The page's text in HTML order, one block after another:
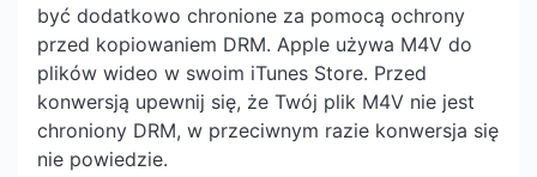
być dodatkowo chronione za pomocą ochrony
przed kopiowaniem DRM. Apple używa M4V do
plików wideo w swoim iTunes Store. Przed
konwersją upewnij się, że Twój plik M4V nie jest
chroniony DRM, w przeciwnym razie konwersja się
nie powiedzie.